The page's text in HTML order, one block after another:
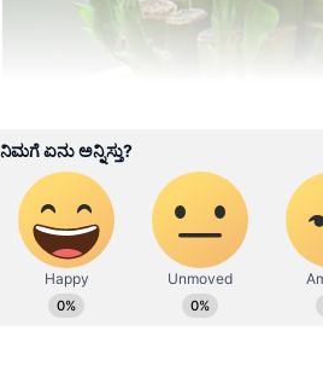
Image Credit :
ಲಕ್ಕಿ ಬ್ಯಾಂಬೂ ಏಕೆ
ಲಕ್ಕಿ ಬ್ಯಾಂಬೂ ಏಕೆ ಕೊಳೆಯುತ್ತದೆ?
ಇದು ಕೇವಲ ನೀರಿನಲ್ಲಿ ಬೆಳೆಯುವ ಗಿಡ